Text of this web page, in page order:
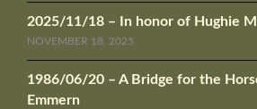
2025/11/18 – In honor of Hughie
NOVEMBER 18, 2025
1986/06/20 – A Bridge for the
Emmern